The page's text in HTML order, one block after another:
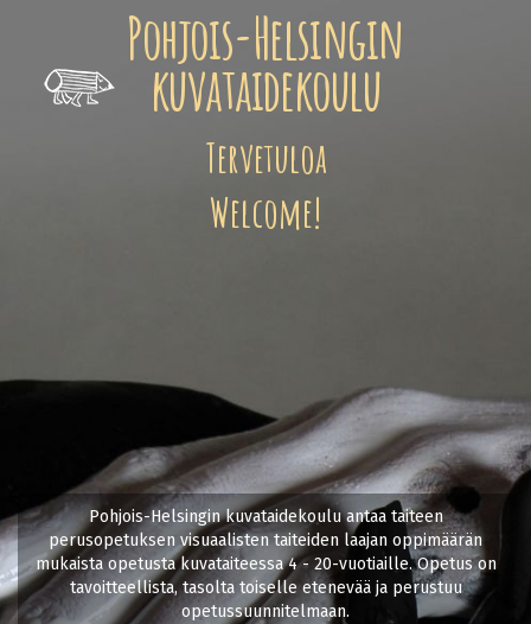
Pohjois-Helsingin
kuvataidekoulu
Tervetuloa
Welcome!
Pohjois-Helsingin kuvataidekoulu antaa taiteen
perusopetuksen visuaalisten taiteiden laajan oppimäärän
mukaista opetusta kuvataiteessa 4 - 20-vuotiaille. Opetus on
tavoitteellista, tasolta toiselle etenevää ja perustuu
opetussuunnitelmaan.